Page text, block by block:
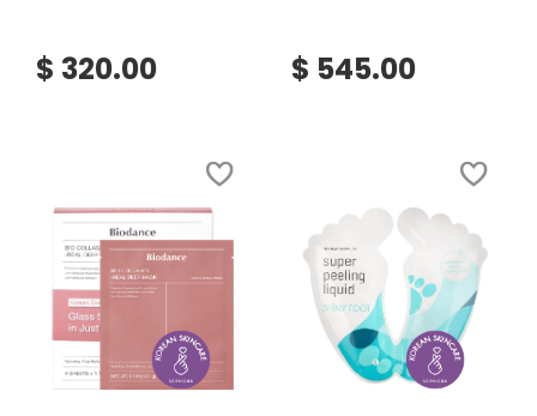
$ 320.00 $ 545.00
Ver más Ver más